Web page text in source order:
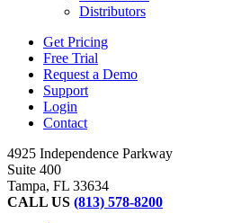
Distributors
Get Pricing
Free Trial
Request a Demo
Support
Login
Contact
4925 Independence Parkway
Suite 400
Tampa, FL 33634
CALL US (813) 578-8200